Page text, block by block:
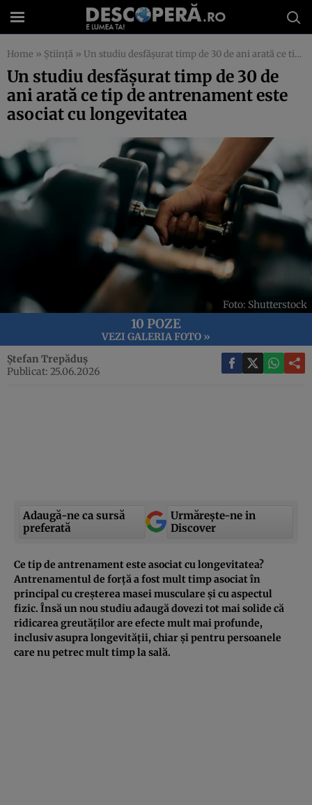
Home » Știință » Un studiu desfășurat timp de 30 de ani arată ce tip de antrenament este asociat cu longevitatea
Un studiu desfășurat timp de 30 de
ani arată ce tip de antrenament este
asociat cu longevitatea
Foto: Shutterstock
10 POZE
VEZI GALERIA FOTO »
Ștefan Trepăduș
Publicat: 25.06.2026
Adaugă-ne ca sursă
preferată
Urmărește-ne in
Discover
Ce tip de antrenament este asociat cu longevitatea?
Antrenamentul de forță a fost mult timp asociat în
principal cu creșterea masei musculare și cu aspectul
fizic. Însă un nou studiu adaugă dovezi tot mai solide că
ridicarea greutăților are efecte mult mai profunde,
inclusiv asupra longevității, chiar și pentru persoanele
care nu petrec mult timp la sală.